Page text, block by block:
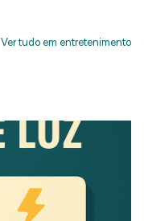
Ver tudo em entretenimento